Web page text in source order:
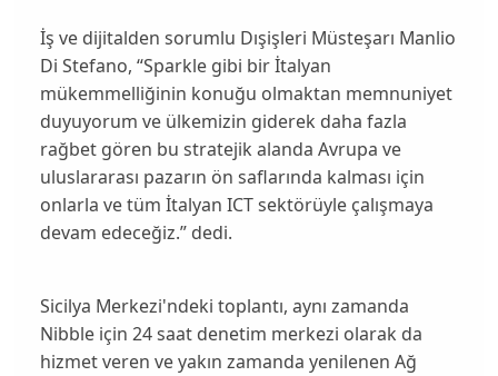
İş ve dijitalden sorumlu Dışişleri Müsteşarı Manlio
Di Stefano, “Sparkle gibi bir İtalyan
mükemmelliğinin konuğu olmaktan memnuniyet
duyuyorum ve ülkemizin giderek daha fazla
rağbet gören bu stratejik alanda Avrupa ve
uluslararası pazarın ön saflarında kalması için
onlarla ve tüm İtalyan ICT sektörüyle çalışmaya
devam edeceğiz.” dedi.
Sicilya Merkezi'ndeki toplantı, aynı zamanda
Nibble için 24 saat denetim merkezi olarak da
hizmet veren ve yakın zamanda yenilenen Ağ